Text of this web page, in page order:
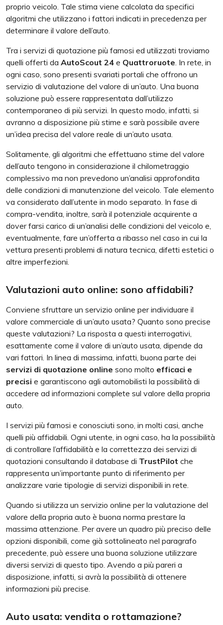
proprio veicolo. Tale stima viene calcolata da specifici
algoritmi che utilizzano i fattori indicati in precedenza per
determinare il valore dell’auto.
Tra i servizi di quotazione più famosi ed utilizzati troviamo
quelli offerti da AutoScout 24 e Quattroruote . In rete, in
ogni caso, sono presenti svariati portali che offrono un
servizio di valutazione del valore di un’auto. Una buona
soluzione può essere rappresentata dall’utilizzo
contemporaneo di più servizi. In questo modo, infatti, si
avranno a disposizione più stime e sarà possibile avere
un’idea precisa del valore reale di un’auto usata.
Solitamente, gli algoritmi che effettuano stime del valore
dell’auto tengono in considerazione il chilometraggio
complessivo ma non prevedono un’analisi approfondita
delle condizioni di manutenzione del veicolo. Tale elemento
va considerato dall’utente in modo separato. In fase di
compra-vendita, inoltre, sarà il potenziale acquirente a
dover farsi carico di un’analisi delle condizioni del veicolo e,
eventualmente, fare un’offerta a ribasso nel caso in cui la
vettura presenti problemi di natura tecnica, difetti estetici o
altre imperfezioni.
Valutazioni auto online: sono affidabili?
Conviene sfruttare un servizio online per individuare il
valore commerciale di un’auto usata? Quanto sono precise
queste valutazioni? La risposta a questi interrogativi,
esattamente come il valore di un’auto usata, dipende da
vari fattori. In linea di massima, infatti, buona parte dei
servizi di quotazione online sono molto efficaci e
precisi e garantiscono agli automobilisti la possibilità di
accedere ad informazioni complete sul valore della propria
auto.
I servizi più famosi e conosciuti sono, in molti casi, anche
quelli più affidabili. Ogni utente, in ogni caso, ha la possibilità
di controllare l’affidabilità e la correttezza dei servizi di
quotazioni consultando il database di TrustPilot che
rappresenta un’importante punto di riferimento per
analizzare varie tipologie di servizi disponibili in rete.
Quando si utilizza un servizio online per la valutazione del
valore della propria auto è buona norma prestare la
massima attenzione. Per avere un quadro più preciso delle
opzioni disponibili, come già sottolineato nel paragrafo
precedente, può essere una buona soluzione utilizzare
diversi servizi di questo tipo. Avendo a più pareri a
disposizione, infatti, si avrà la possibilità di ottenere
informazioni più precise.
Auto usata: vendita o rottamazione?